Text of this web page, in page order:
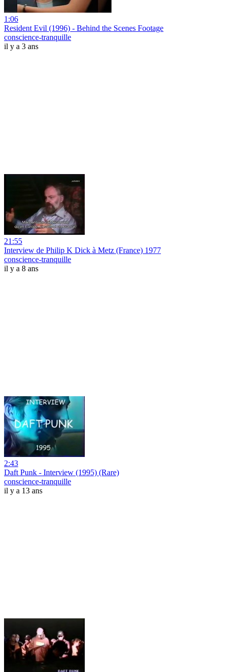
1:06
Resident Evil (1996) - Behind the Scenes Footage
conscience-tranquille
il y a 3 ans
21:55
Interview de Philip K Dick à Metz (France) 1977
conscience-tranquille
il y a 8 ans
2:43
Daft Punk - Interview (1995) (Rare)
conscience-tranquille
il y a 13 ans